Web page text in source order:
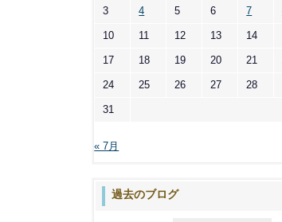
3 4 5 6 7
10 11 12 13 14
17 18 19 20 21
24 25 26 27 28
31
« 7月
過去のブログ